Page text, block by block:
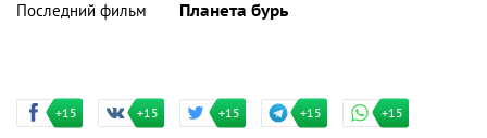
Последний фильм
Планета бурь
+15 +15 +15 +15 +15